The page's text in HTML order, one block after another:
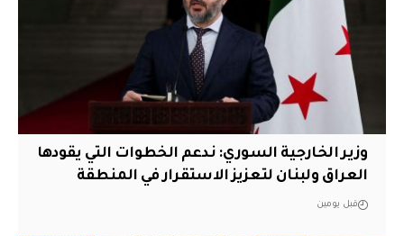
وزير الخارجية السوري: ندعم الخطوات التي يقودها
العراق ولبنان لتعزيز الاستقرار في المنطقة
قبل يومين